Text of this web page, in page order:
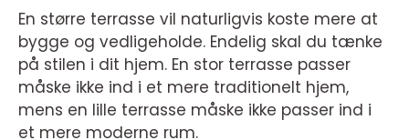
En større terrasse vil naturligvis koste mere at
bygge og vedligeholde. Endelig skal du tænke
på stilen i dit hjem. En stor terrasse passer
måske ikke ind i et mere traditionelt hjem,
mens en lille terrasse måske ikke passer ind i
et mere moderne rum.